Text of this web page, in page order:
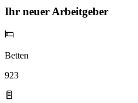
Ihr neuer Arbeitgeber
Betten
923